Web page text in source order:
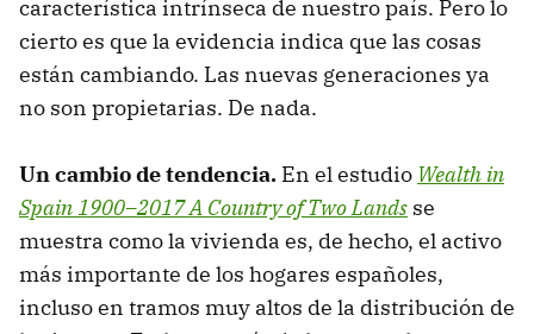
característica intrínseca de nuestro país. Pero lo
cierto es que la evidencia indica que las cosas
están cambiando. Las nuevas generaciones ya
no son propietarias. De nada.
Un cambio de tendencia. En el estudio Wealth in
Spain 1900–2017 A Country of Two Lands se
muestra como la vivienda es, de hecho, el activo
más importante de los hogares españoles,
incluso en tramos muy altos de la distribución de